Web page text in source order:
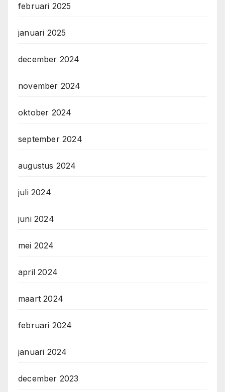
februari 2025
januari 2025
december 2024
november 2024
oktober 2024
september 2024
augustus 2024
juli 2024
juni 2024
mei 2024
april 2024
maart 2024
februari 2024
januari 2024
december 2023